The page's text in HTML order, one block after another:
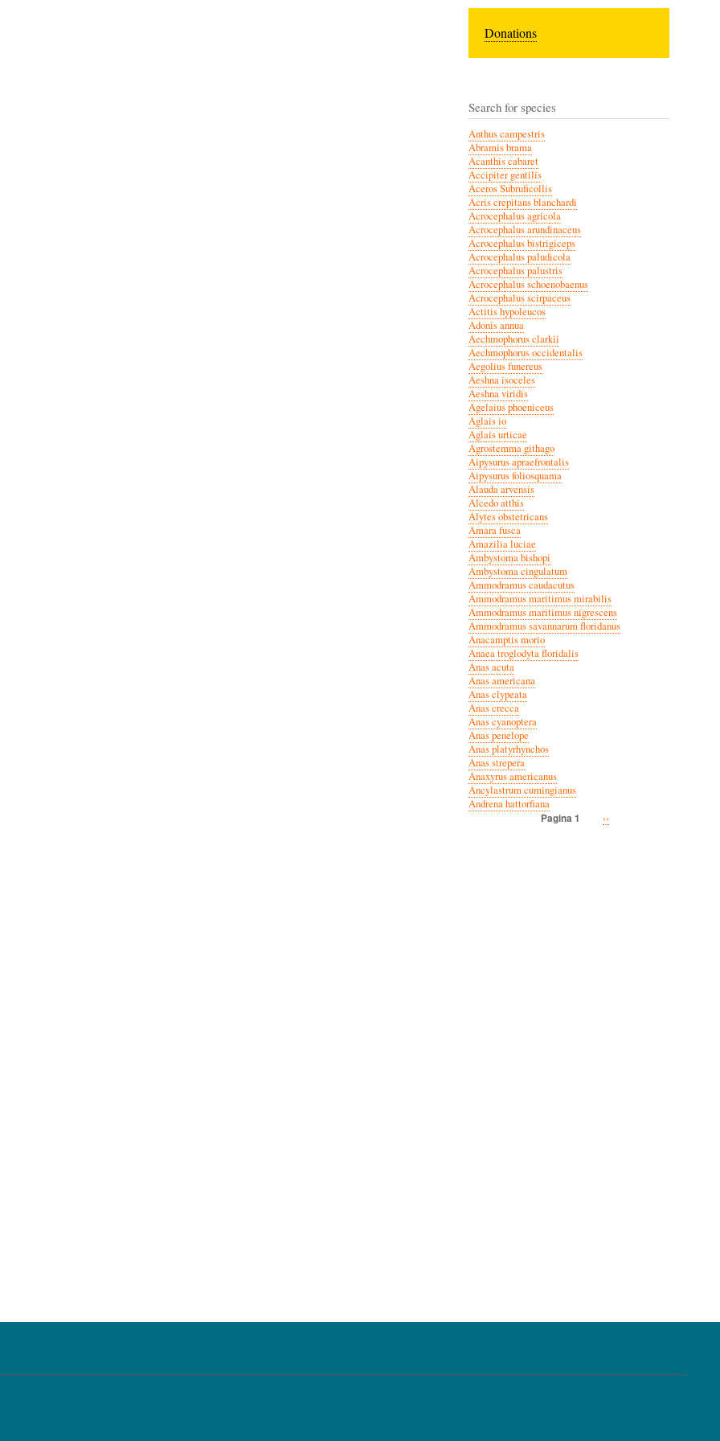
Donations
Search for species
Anthus campestris
Abramis brama
Acanthis cabaret
Accipiter gentilis
Aceros Subruficollis
Acris crepitans blanchardi
Acrocephalus agricola
Acrocephalus arundinaceus
Acrocephalus bistrigiceps
Acrocephalus paludicola
Acrocephalus palustris
Acrocephalus schoenobaenus
Acrocephalus scirpaceus
Actitis hypoleucos
Adonis annua
Aechmophorus clarkii
Aechmophorus occidentalis
Aegolius funereus
Aeshna isoceles
Aeshna viridis
Agelaius phoeniceus
Aglais io
Aglais urticae
Agrostemma githago
Aipysurus apraefrontalis
Aipysurus foliosquama
Alauda arvensis
Alcedo atthis
Alytes obstetricans
Amara fusca
Amazilia luciae
Ambystoma bishopi
Ambystoma cingulatum
Ammodramus caudacutus
Ammodramus maritimus mirabilis
Ammodramus maritimus nigrescens
Ammodramus savannarum floridanus
Anacamptis morio
Anaea troglodyta floridalis
Anas acuta
Anas americana
Anas clypeata
Anas crecca
Anas cyanoptera
Anas penelope
Anas platyrhynchos
Anas strepera
Anaxyrus americanus
Ancylastrum cumingianus
Andrena hattorfiana
Pagina 1
Volgende
››